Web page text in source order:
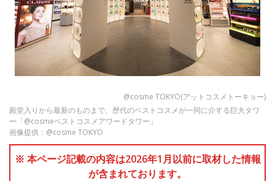
@cosme TOKYO(アットコスメトーキョー)
殿堂入りから最新のものまで、歴代のベストコスメが一同に介する巨大タワ
ー「@cosmeベストコスメアワードタワー」
画像提供：@cosme TOKYO
※ 本ページ記載の内容は2026年1月以前に取材した情報
が含まれております。